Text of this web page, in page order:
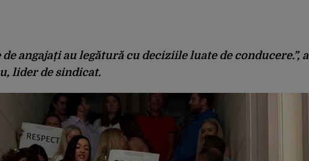
angajați au legătură cu deciziile luate de conducere.”, a
lider de sindicat.